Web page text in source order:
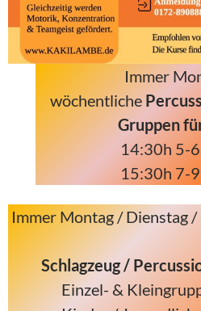
Immer
wöchentliche
Gruppen
14:30h 5-
15:30h 7-
Immer Montag / Dienstag
Schlagzeug /
Einzel- &